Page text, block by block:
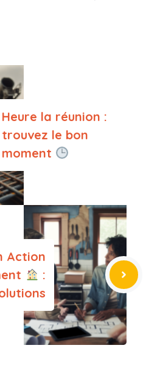
Heure la réunion :
trouvez le bon
moment
Action
: